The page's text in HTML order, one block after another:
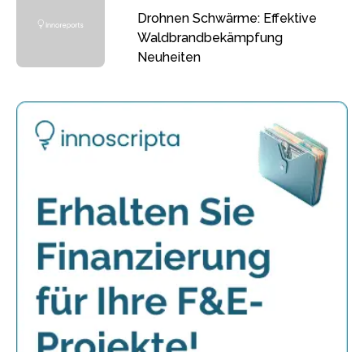
Drohnen Schwärme: Effektive
Waldbrandbekämpfung
Neuheiten